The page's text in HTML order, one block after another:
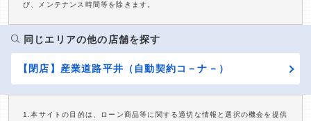
び、メンテナンス時間等を除きます。
同じエリアの他の店舗を探す
【閉店】産業道路平井（自動契約コ－ナ－）
1.本サイトの目的は、ローン商品等に関する適切な情報と選択の機会を提供